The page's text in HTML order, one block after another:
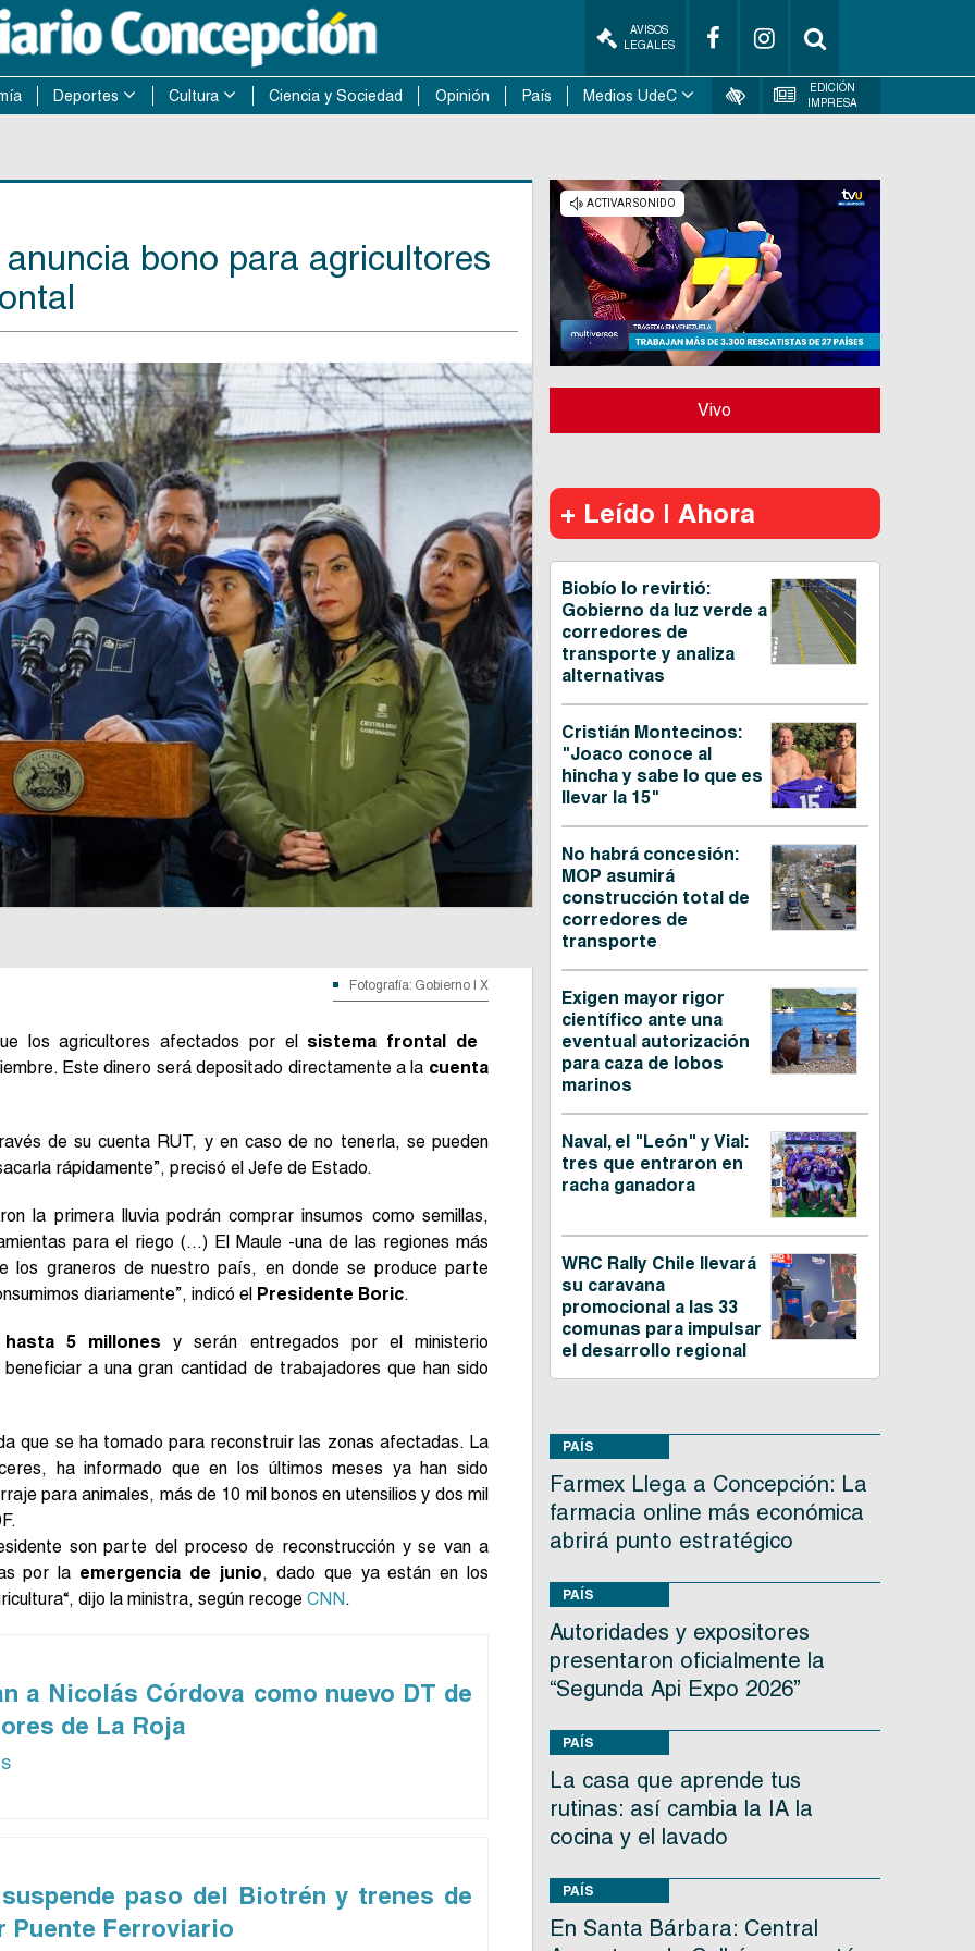
AVISOS
LEGALES
Deportes Cultura Ciencia y Sociedad Opinión País Medios UdeC
EDICIÓN
IMPRESA
bono para agricultores
Fotografía: Gobierno | X
los agricultores afectados por el sistema frontal de
Este dinero será depositado directamente a la cuenta
de su cuenta RUT, y en caso de no tenerla, se pueden
rápidamente”, precisó el Jefe de Estado.
la primera lluvia podrán comprar insumos como semillas,
para el riego (…) El Maule -una de las regiones más
los graneros de nuestro país, en donde se produce parte
diariamente”, indicó el Presidente Boric.
5 millones y serán entregados por el ministerio
a una gran cantidad de trabajadores que han sido
que se ha tomado para reconstruir las zonas afectadas. La
ha informado que en los últimos meses ya han sido
para animales, más de 10 mil bonos en utensilios y dos mil
son parte del proceso de reconstrucción y se van a
por la emergencia de junio, dado que ya están en los
dijo la ministra, según recoge CNN.
a Nicolás Córdova como nuevo DT de
de La Roja
paso del Biotrén y trenes de
Puente Ferroviario
Vivo
+ Leído | Ahora
Biobío lo revirtió:
Gobierno da luz verde a
corredores de
transporte y analiza
alternativas
Cristián Montecinos:
"Joaco conoce al
hincha y sabe lo que es
llevar la 15"
No habrá concesión:
MOP asumirá
construcción total de
corredores de
transporte
Exigen mayor rigor
científico ante una
eventual autorización
para caza de lobos
marinos
Naval, el "León" y Vial:
tres que entraron en
racha ganadora
WRC Rally Chile llevará
su caravana
promocional a las 33
comunas para impulsar
el desarrollo regional
PAÍS
Farmex Llega a Concepción: La
farmacia online más económica
abrirá punto estratégico
PAÍS
Autoridades y expositores
presentaron oficialmente la
“Segunda Api Expo 2026”
PAÍS
La casa que aprende tus
rutinas: así cambia la IA la
cocina y el lavado
PAÍS
En Santa Bárbara: Central